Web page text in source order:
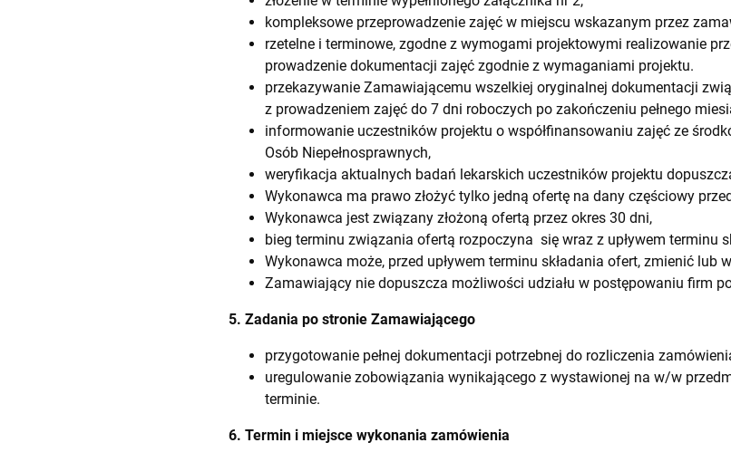
kompleksowe przeprowadzenie zajęć w miejscu wskazanym przez
rzetelne i terminowe, zgodne z wymogami projektowymi realizowanie
prowadzenie dokumentacji zajęć zgodnie z wymaganiami projektu.
przekazywanie Zamawiającemu wszelkiej oryginalnej dokumentacji
z prowadzeniem zajęć do 7 dni roboczych po zakończeniu pełnego
informowanie uczestników projektu o współfinansowaniu zajęć ze
Osób Niepełnosprawnych,
weryfikacja aktualnych badań lekarskich uczestników projektu
Wykonawca ma prawo złożyć tylko jedną ofertę na dany częściowy
Wykonawca jest związany złożoną ofertą przez okres 30 dni,
bieg terminu związania ofertą rozpoczyna się wraz z upływem terminu
Wykonawca może, przed upływem terminu składania ofert, zmienić lub
Zamawiający nie dopuszcza możliwości udziału w postępowaniu firm
5. Zadania po stronie Zamawiającego
przygotowanie pełnej dokumentacji potrzebnej do rozliczenia
uregulowanie zobowiązania wynikającego z wystawionej na w/w
terminie.
6. Termin i miejsce wykonania zamówienia